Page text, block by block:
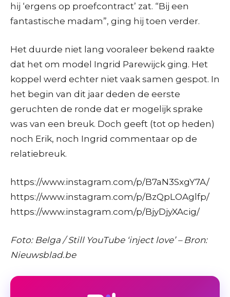
hij ‘ergens op proefcontract’ zat. “Bij een
fantastische madam”, ging hij toen verder.
Het duurde niet lang vooraleer bekend raakte
dat het om model Ingrid Parewijck ging. Het
koppel werd echter niet vaak samen gespot. In
het begin van dit jaar deden de eerste
geruchten de ronde dat er mogelijk sprake
was van een breuk. Doch geeft (tot op heden)
noch Erik, noch Ingrid commentaar op de
relatiebreuk.
https://www.instagram.com/p/B7aN3SxgY7A/
https://www.instagram.com/p/BzQpLOAglfp/
https://www.instagram.com/p/BjyDjyXAcig/
Foto: Belga / Still YouTube ‘inject love’ – Bron:
Nieuwsblad.be